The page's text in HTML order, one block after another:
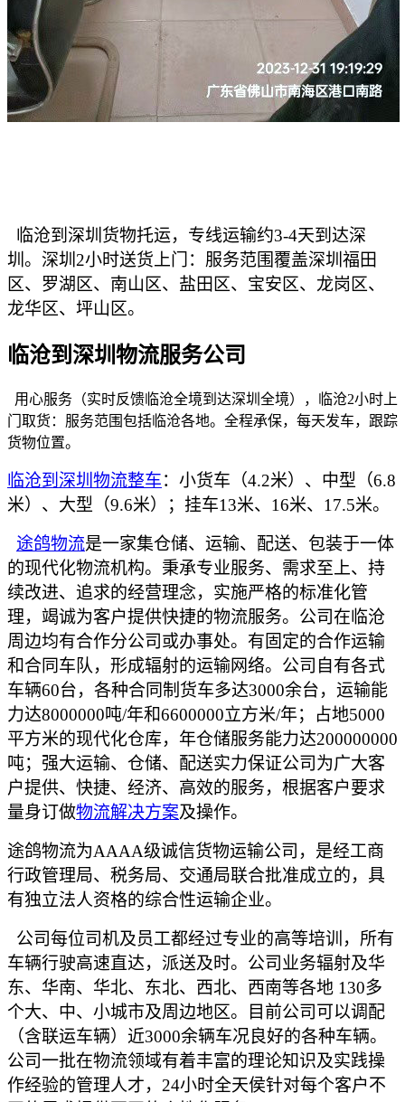
临沧到深圳货物托运，专线运输约3-4天到达深
圳。深圳2小时送货上门：服务范围覆盖深圳福田
区、罗湖区、南山区、盐田区、宝安区、龙岗区、
龙华区、坪山区。
临沧到深圳物流服务公司
用心服务（实时反馈临沧全境到达深圳全境），临沧2小时上
门取货：服务范围包括临沧各地。全程承保，每天发车，跟踪
货物位置。
临沧到深圳物流整车：小货车（4.2米）、中型（6.8
米）、大型（9.6米）；挂车13米、16米、17.5米。
途鸽物流是一家集仓储、运输、配送、包装于一体
的现代化物流机构。秉承专业服务、需求至上、持
续改进、追求的经营理念，实施严格的标准化管
理，竭诚为客户提供快捷的物流服务。公司在临沧
周边均有合作分公司或办事处。有固定的合作运输
和合同车队，形成辐射的运输网络。公司自有各式
车辆60台，各种合同制货车多达3000余台，运输能
力达8000000吨/年和6600000立方米/年；占地5000
平方米的现代化仓库，年仓储服务能力达200000000
吨；强大运输、仓储、配送实力保证公司为广大客
户提供、快捷、经济、高效的服务，根据客户要求
量身订做物流解决方案及操作。
途鸽物流为AAAA级诚信货物运输公司，是经工商
行政管理局、税务局、交通局联合批准成立的，具
有独立法人资格的综合性运输企业。
公司每位司机及员工都经过专业的高等培训，所有
车辆行驶高速直达，派送及时。公司业务辐射及华
东、华南、华北、东北、西北、西南等各地 130多
个大、中、小城市及周边地区。目前公司可以调配
（含联运车辆）近3000余辆车况良好的各种车辆。
公司一批在物流领域有着丰富的理论知识及实践操
作经验的管理人才，24小时全天侯针对每个客户不